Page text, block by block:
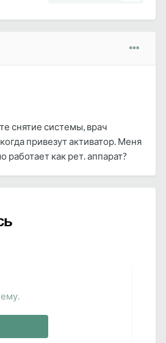
снятие системы, врач
привезут активатор. Меня
как рет. аппарат?